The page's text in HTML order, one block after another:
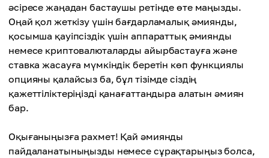
әсіресе жаңадан бастаушы ретінде өте маңызды.
Оңай қол жеткізу үшін бағдарламалық әмиянды,
қосымша қауіпсіздік үшін аппараттық әмиянды
немесе криптовалюталарды айырбастауға және
ставка жасауға мүмкіндік беретін көп функциялы
опцияны қалайсыз ба, бұл тізімде сіздің
қажеттіліктеріңізді қанағаттандыра алатын әмиян
бар.
Оқығаныңызға рахмет! Қай әмиянды
пайдаланатыныңызды немесе сұрақтарыңыз болса,